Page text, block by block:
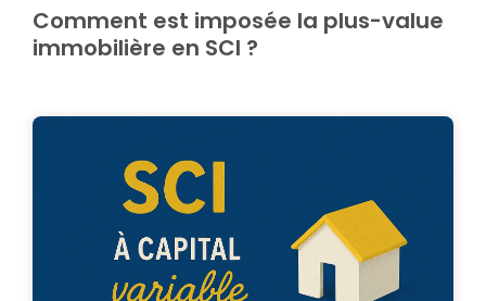
Comment est imposée la plus-value
immobilière en SCI ?